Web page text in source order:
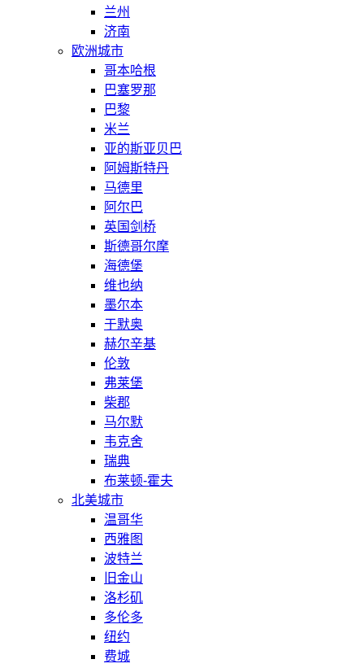
兰州
济南
欧洲城市
哥本哈根
巴塞罗那
巴黎
米兰
亚的斯亚贝巴
阿姆斯特丹
马德里
阿尔巴
英国剑桥
斯德哥尔摩
海德堡
维也纳
墨尔本
于默奥
赫尔辛基
伦敦
弗莱堡
柴郡
马尔默
韦克舍
瑞典
布莱顿-霍夫
北美城市
温哥华
西雅图
波特兰
旧金山
洛杉矶
多伦多
纽约
费城